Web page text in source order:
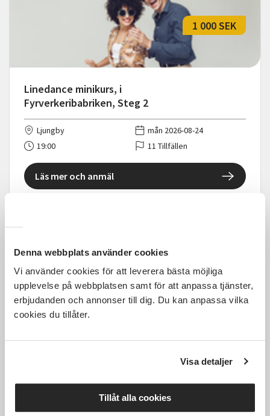
Denna webbplats använder cookies
Vi använder cookies för att leverera bästa möjliga
upplevelse på webbplatsen samt för att anpassa tjänster,
erbjudanden och annonser till dig. Du kan anpassa vilka
cookies du tillåter.
Visa detaljer
Tillåt alla cookies
Linedance minikurs, i
Fyrverkeribabriken, Steg 2
1 000 SEK
Ljungby
mån 2026-08-24
19:00
11 Tillfällen
Läs mer och anmäl
Prova på Artistic Ballroom, 13+
lör 2026-08-15
Läs mer och anmäl